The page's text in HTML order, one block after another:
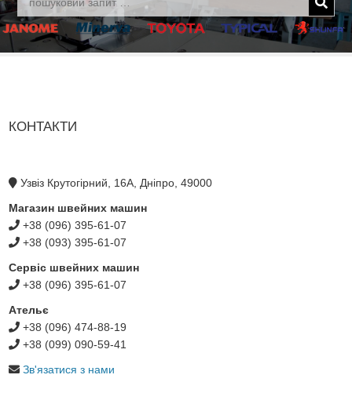
КОНТАКТИ
Узвіз Крутогірний, 16А, Дніпро, 49000
Магазин швейних машин
+38 (096) 395-61-07
+38 (093) 395-61-07
Сервіс швейних машин
+38 (096) 395-61-07
Ательє
+38 (096) 474-88-19
+38 (099) 090-59-41
Зв'язатися з нами